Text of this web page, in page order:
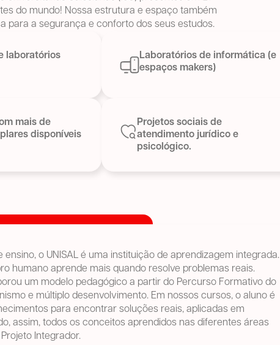
do mundo! Nossa estrutura e espaço também
para a segurança e conforto dos seus estudos.
laboratórios
Laboratórios de informática (e
espaços makers)
mais de
disponíveis
Projetos sociais de
atendimento jurídico e
psicológico.
ensino, o UNISAL é uma instituição de aprendizagem integrada.
humano aprende mais quando resolve problemas reais.
um modelo pedagógico a partir do Percurso Formativo do
e múltiplo desenvolvimento. Em nossos cursos, o aluno é
para encontrar soluções reais, aplicadas em
assim, todos os conceitos aprendidos nas diferentes áreas
Integrador.